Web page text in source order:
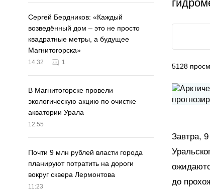
Сергей Бердников: «Каждый
возведённый дом – это не просто
квадратные метры, а будущее
Магнитогорска»
14:32 1
В Магнитогорске провели
экологическую акцию по очистке
акватории Урала
12:55
Почти 9 млн рублей власти города
планируют потратить на дороги
вокруг сквера Лермонтова
11:23
5128
Завтра,
до